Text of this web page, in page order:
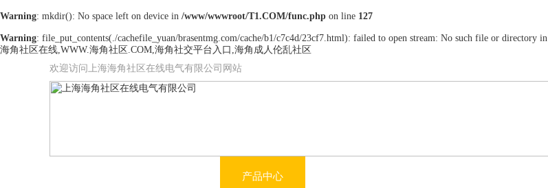
Warning: mkdir(): No space left on device in /www/wwwroot/T1.COM/func.php on line 127
Warning: file_put_contents(./cachefile_yuan/brasentmg.com/cache/b1/c7c4d/23cf7.html): failed to open stream: No such file or directory in
海角社区在线,WWW.海角社区.COM,海角社交平台入口,海角成人伦乱社区
欢迎访问上海海角社区在线电气有限公司网站
产品中心